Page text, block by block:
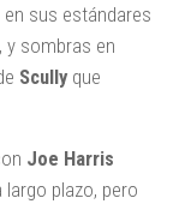
en sus estándares
y sombras en
Scully que
Joe Harris
plazo, pero